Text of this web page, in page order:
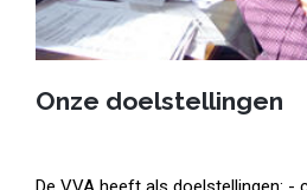
Onze doelstellingen